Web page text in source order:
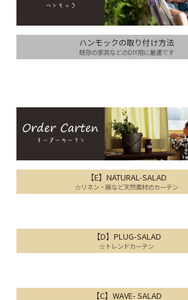
ハンモックの取り付け方法
既存の家具などのDIY用に最適です
【E】NATURAL-SALAD
☆リネン・麻など天然素材のカーテン
【D】PLUG-SALAD
☆トレンドカーテン
【C】WAVE- SALAD